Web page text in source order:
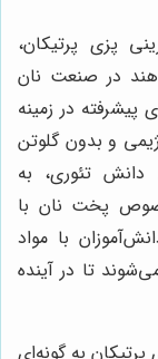
پزی پرتیکان،
در صنعت نان
در زمینه
و بدون گلوتن
دانش تئوری، به
پخت نان با
با مواد
تا در آینده
به گونه‌ای